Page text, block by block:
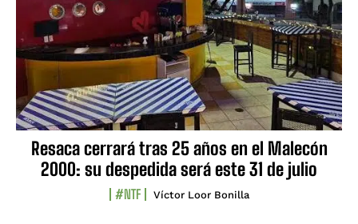
Resaca cerrará tras 25 años en el Malecón
2000: su despedida será este 31 de julio
#NTF Víctor Loor Bonilla